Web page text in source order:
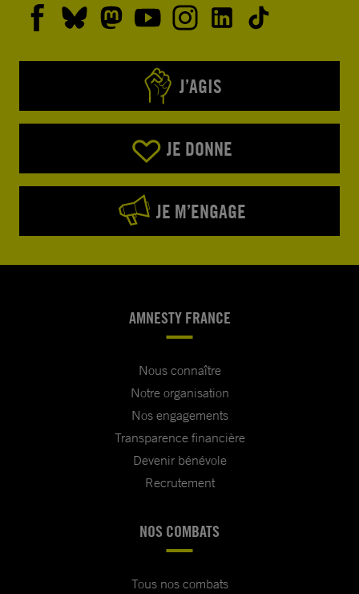
J’AGIS
JE DONNE
JE M’ENGAGE
AMNESTY FRANCE
Nous connaître
Notre organisation
Nos engagements
Transparence financière
Devenir bénévole
Recrutement
NOS COMBATS
Tous nos combats